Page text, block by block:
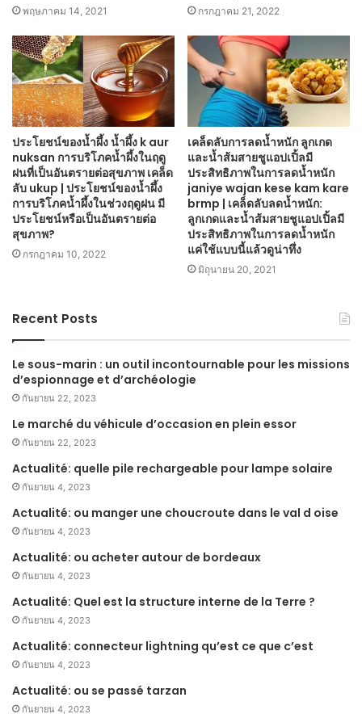
พฤษภาคม 14, 2021 กรกฎาคม 21, 2022
ประโยชน์ของน้ำผึ้ง น้ำผึ้ง k aur
nuksan การบริโภคน้ำผึ้งในฤดู
ฝนที่เป็นอันตรายต่อสุขภาพ เคล็ด
ลับ ukup | ประโยชน์ของน้ำผึ้ง
การบริโภคน้ำผึ้งในช่วงฤดูฝน มี
ประโยชน์หรือเป็นอันตรายต่อ
สุขภาพ?
กรกฎาคม 10, 2022
เคล็ดลับการลดน้ำหนัก ลูกเกด
และน้ำส้มสายชูแอปเปิ้ลมี
ประสิทธิภาพในการลดน้ำหนัก
janiye wajan kese kam kare
brmp | เคล็ดลับลดน้ำหนัก:
ลูกเกดและน้ำส้มสายชูแอปเปิ้ลมี
ประสิทธิภาพในการลดน้ำหนัก
แค่ใช้แบบนี้แล้วดูน่าทึ่ง
มิถุนายน 20, 2021
Recent Posts
Le sous-marin : un outil incontournable pour les missions
d’espionnage et d’archéologie
กันยายน 22, 2023
Le marché du véhicule d’occasion en plein essor
กันยายน 22, 2023
Actualité: quelle pile rechargeable pour lampe solaire
กันยายน 4, 2023
Actualité: ou manger une choucroute dans le val d oise
กันยายน 4, 2023
Actualité: ou acheter autour de bordeaux
กันยายน 4, 2023
Actualité: Quel est la structure interne de la Terre ?
กันยายน 4, 2023
Actualité: connecteur lightning qu’est ce que c’est
กันยายน 4, 2023
Actualité: ou se passé tarzan
กันยายน 4, 2023